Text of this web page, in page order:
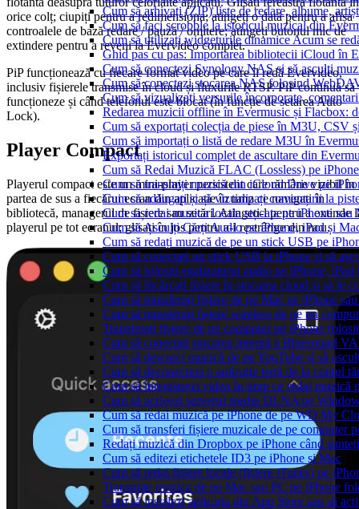
Cum să arhivați (ZIP) liste de redare, albume,
Cum să faci scrobble la istoricul muzical din
Cum să utilizați widgeturile dinamice Acum se
Ghid pas cu pas: Importarea bibliotecii iCloud în
Cum să conectezi Synology NAS și să asculți
Cum să conectezi stocarea NAS folosind
Cum să vizualizați versurile încorporate,
Redarea muzicii offline în Evermusic și Flacbox:
Cum să exportați colecția de piese în M3U, CSV
Cum să importați o listă de redare M3U în
Exportați istoricul complet de ascultare din
Cum să Redai Muzică FLAC (Lossless) pe
Cum să transmiți muzică din iCloud Drive pe
Cum să adăugați și să vizualizați comentarii la
Cum sa redai muzica locala stocata pe iPhone sau
Cum să Asculți Cărți Audio pe iPhone, iPad și
Cum să redați muzică de pe un stick USB pe
Cum să conectați un stick USB la iPhone și să
Cum să folosiți egalizatorul audio pe iPhone,
Cum să încărcați fișiere în stocarea cloud și să le
Cum să transferați fișiere de pe Mac pe iPhone
Cum să transferați fișiere wireless de pe un
Transferați fișiere de pe computer pe iPhone
Cum să conectați stocarea internă a Bluesound
Cum să descarci muzică de pe YouTube și să
Cum să deconectezi o aplicație terță de la contul
Cum să înregistrezi video în timp ce redai muzică
Cum să activezi serverul media DLNA pe
Cum să redai muzică pe iPhone de pe WD My
Cum să transferi fișiere muzicale de pe computer
Redați muzică din Dropbox pe iPhone când
Cum să editezi etichetele ID3 pe iPhone și Mac
Cum să redai fișiere locale (fișiere iTunes) pe
Transmite muzica de pe Mac sau PC pe iPhone
Cum să instalezi aplicația din App Store sau să
orice colț; ciupiți pentru a redimensiona; atingeți o dată pentru a afișa
controalele de bază redare / pauză / omitere; atingeți butonul mic de
extindere pentru a reveni la Evervideo complet.
PiP funcționează cu fiecare format video pe care îl redă Evervideo,
inclusiv fișierele transmise în cloud și fluxurile RTSP. PiP continuă să
funcționeze și când telefonul este blocat (în funcție de setarea Auto-
Lock).
Player Compact
Playerul compact este un mini-player persistent care rămâne vizibil în
partea de sus a fiecărui ecran din aplicație în timp ce navigați în
bibliotecă, managerul de fișiere sau setări. Atingeți-l pentru a extinde
playerul pe tot ecranul; glisați în jos pentru a-l restrânge din nou.